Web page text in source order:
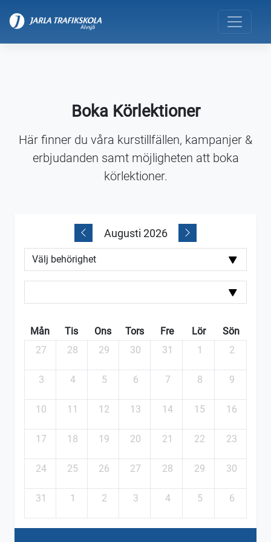
Boka Körlektioner
Här finner du våra kurstillfällen, kampanjer &
erbjudanden samt möjligheten att boka
körlektioner.
Augusti 2026
Mån Tis Ons Tors Fre Lör
Sön
27
28 29 30 31 1 2
3 4 5 6 7 8 9
10 11 12 13 14 15 16
17 18 19 20 21 22 23
24 25 26 27 28 29 30
31 1 2 3 4 5 6